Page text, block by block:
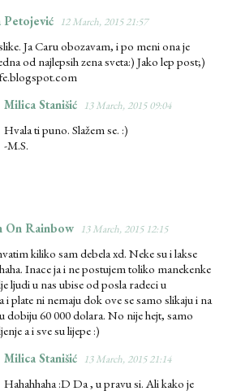
Petojević 12 March, 2015 21:57
Ja Caru obozavam, i po meni ona je
od najlepsih zena sveta:) Jako lep post;)
Milica Stanišić 13 March, 2015 09:04
Hvala ti puno. Slažem se. :)
-M.S.
On Rainbow 13 March, 2015 12:15
kiliko sam debela xd. Neke su i lakse
Inace ja i ne postujem toliko manekenke
ljudi u nas ubise od posla radeci u
i plate ni nemaju dok ove se samo slikaju i na
dobiju 60 000 dolara. No nije hejt, samo
a i sve su lijepe :)
Milica Stanišić 13 March, 2015 21:14
Hahahhaha :D Da , u pravu si. Ali kako je